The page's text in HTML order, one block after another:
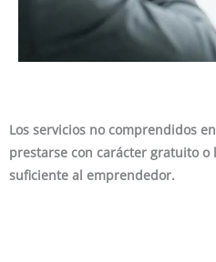
Los servicios no comprendidos
prestarse con carácter gratuito
suficiente al emprendedor.